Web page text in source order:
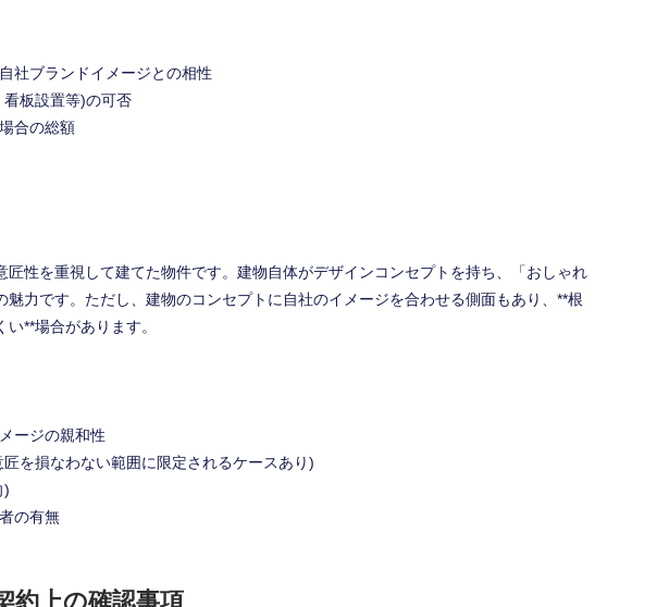
社ブランドイメージとの相性
板設置等)の可否
合の総額
性を重視して建てた物件です。建物自体がデザインコンセプトを持ち、「おしゃれ
力です。ただし、建物のコンセプトに自社のイメージを合わせる側面もあり、**根
**場合があります。
ージの親和性
を損なわない範囲に限定されるケースあり)
)
の有無
約上の確認事項